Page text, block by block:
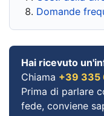
Domande
Hai ricevuto
Chiama +39 335
Prima di parlare
fede, conviene